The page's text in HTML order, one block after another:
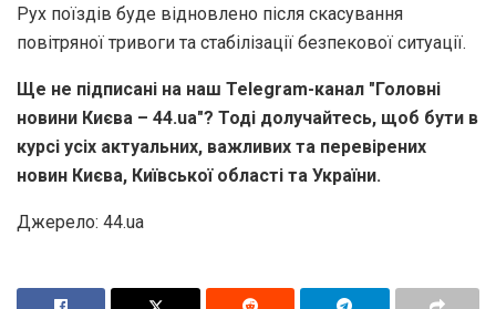
Рух поїздів буде відновлено після скасування
повітряної тривоги та стабілізації безпекової ситуації.
Ще не підписані на наш Telegram-канал "Головні
новини Києва – 44.ua"? Тоді долучайтесь, щоб бути в
курсі усіх актуальних, важливих та перевірених
новин Києва, Київської області та України.
Джерело: 44.ua